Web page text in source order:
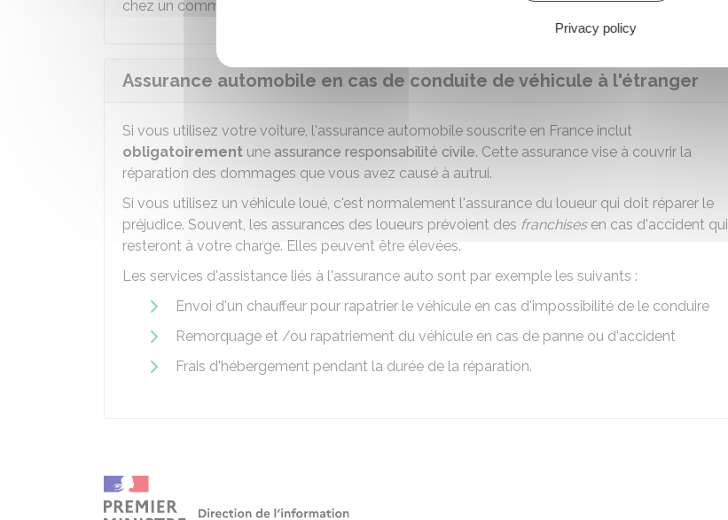
chez un commerçant ou si vous blessez accidentellement un passant en le bousculant.
Assurance automobile en cas de conduite de véhicule à l'étranger
Si vous utilisez votre voiture, l'assurance automobile souscrite en France inclut
obligatoirement une assurance responsabilité civile. Cette assurance vise à couvrir la
réparation des dommages que vous avez causé à autrui.
Si vous utilisez un véhicule loué, c'est normalement l'assurance du loueur qui doit réparer le
préjudice. Souvent, les assurances des loueurs prévoient des franchisesen cas d'accident qui
resteront à votre charge. Elles peuvent être élevées.
Les services d'assistance liés à l'assurance auto sont par exemple les suivants :
Envoi d'un chauffeur pour rapatrier le véhicule en cas d'impossibilité de le conduire
Remorquage et /ou rapatriement du véhicule en cas de panne ou d'accident
Frais d'hébergement pendant la durée de la réparation.
Privacy policy